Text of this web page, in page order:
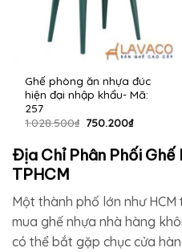
Ghế phòng ăn nhựa đúc
hiện đại nhập khẩu- Mã:
257
1.028.500₫ Giá
1.028.500₫.
750.200₫Giá
tại
là:
750.200₫.
Địa Chỉ Phân Phối
TPHCM
Một thành phố lớn như
mua ghế nhựa nhà hàng
có thể bắt gặp chục cửa